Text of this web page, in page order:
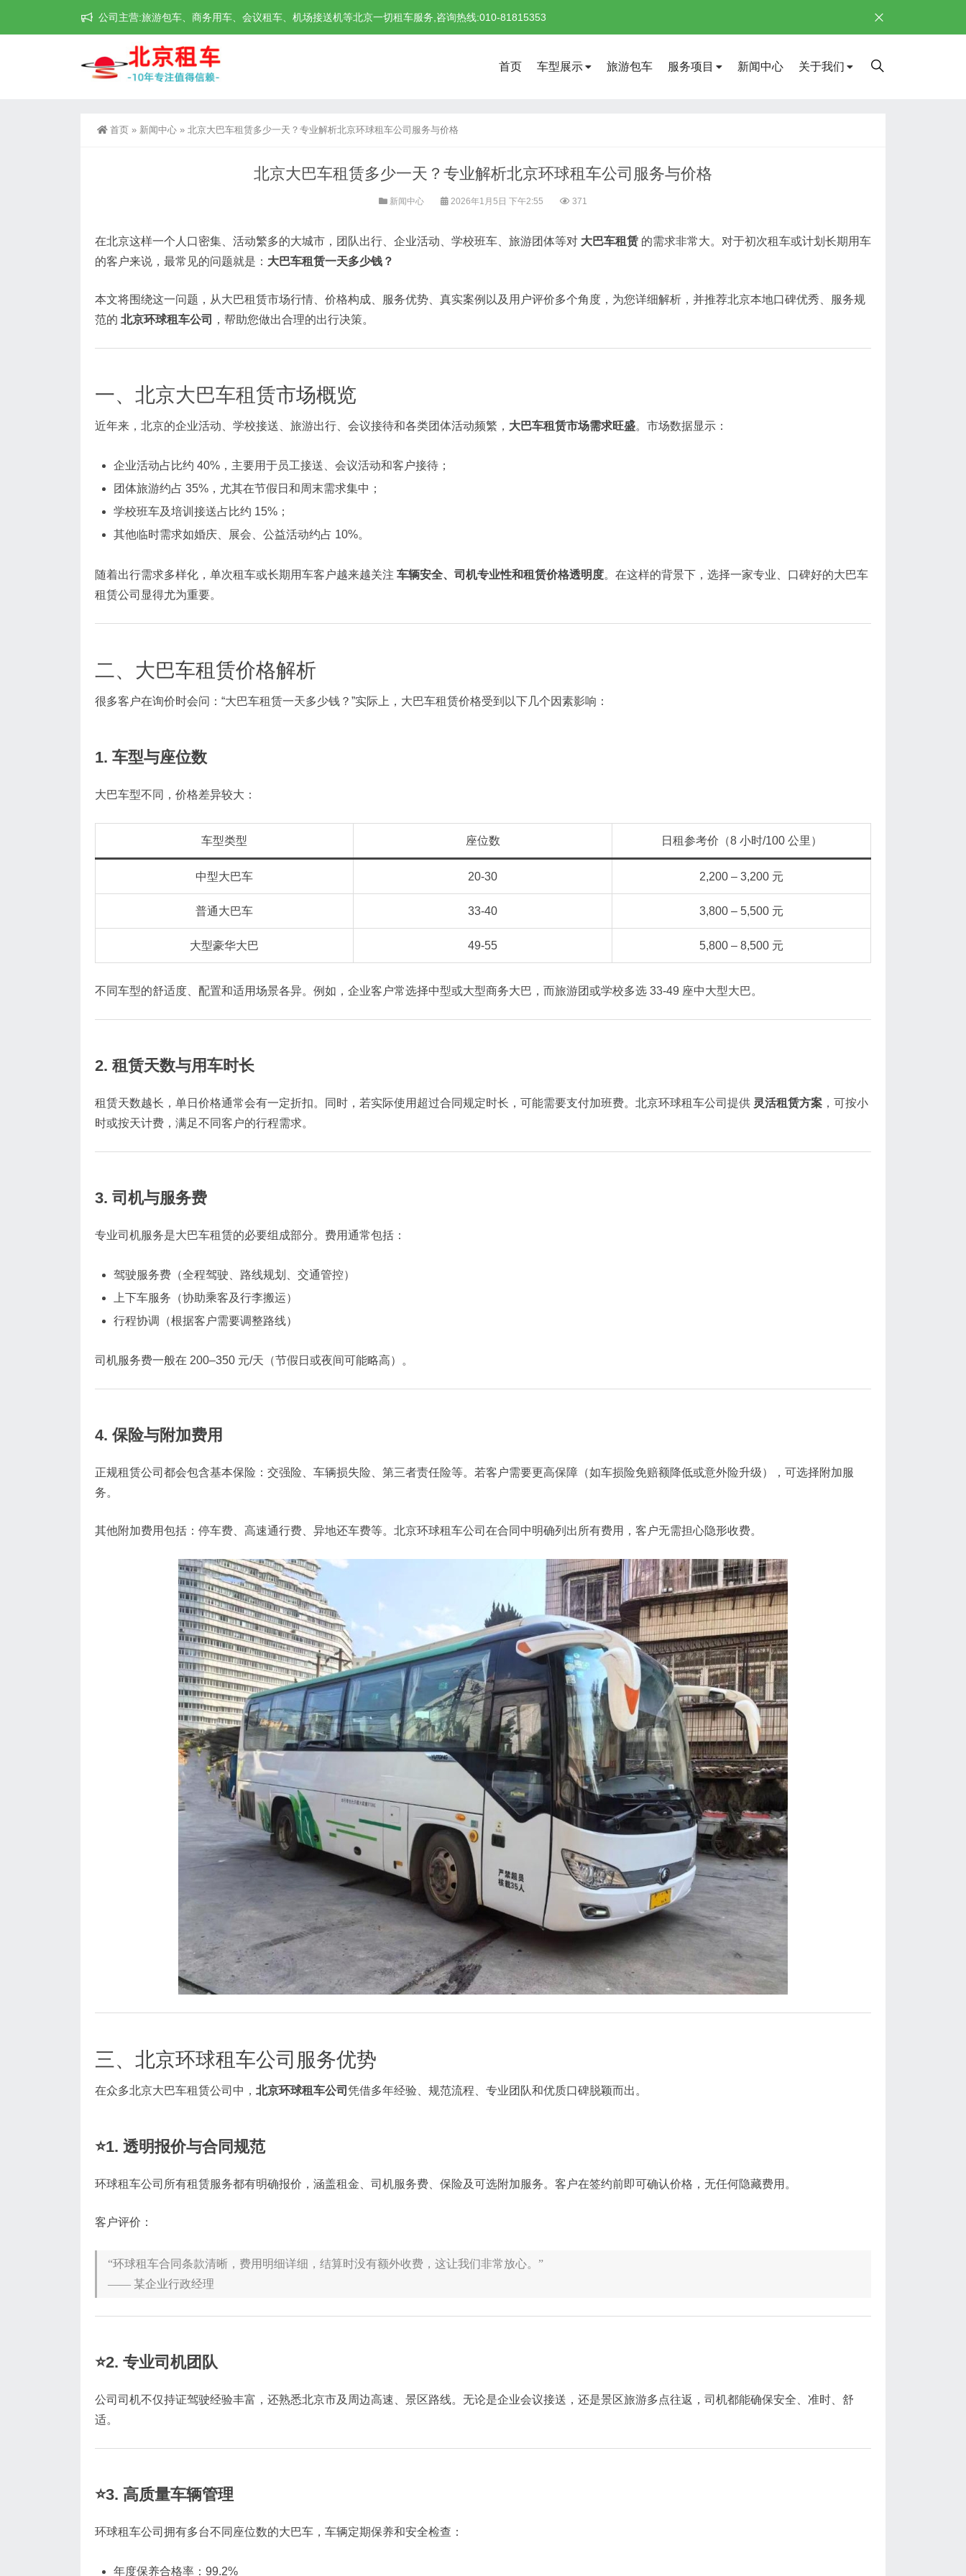
公司主营:旅游包车、商务用车、会议租车、机场接送机等北京一切租车服务,咨询热线:010-81815353
首页 车型展示 旅游包车 服务项目 新闻中心 关于我们
首页 » 新闻中心 » 北京大巴车租赁多少一天？专业解析北京环球租车公司服务与价格
北京大巴车租赁多少一天？专业解析北京环球租车公司服务与价格
新闻中心 2026年1月5日 下午2:55 371
在北京这样一个人口密集、活动繁多的大城市，团队出行、企业活动、学校班车、旅游团体等对 大巴车租赁 的需求非常大。对于初次租车或计划长期用车
的客户来说，最常见的问题就是： 大巴车租赁一天多少钱？
本文将围绕这一问题，从大巴租赁市场行情、价格构成、服务优势、真实案例以及用户评价多个角度，为您详细解析，并推荐北京本地口碑优秀、服务规
范的 北京环球租车公司 ，帮助您做出合理的出行决策。
一、 北京大巴车租赁市场概览
近年来，北京的企业活动、学校接送、旅游出行、会议接待和各类团体活动频繁， 大巴车租赁市场需求旺盛。市场数据显示：
企业活动占比约 40%，主要用于员工接送、会议活动和客户接待；
团体旅游约占 35%，尤其在节假日和周末需求集中；
学校班车及培训接送占比约 15%；
其他临时需求如婚庆、展会、公益活动约占 10%。
随着出行需求多样化，单次租车或长期用车客户越来越关注 车辆安全、司机专业性和租赁价格透明度。在这样的背景下，选择一家专业、口碑好的大巴车
租赁公司显得尤为重要。
二、大巴车租赁价格解析
很多客户在询价时会问：“大巴车租赁一天多少钱？”实际上，大巴车租赁价格受到以下几个因素影响：
1. 车型与座位数
大巴车型不同，价格差异较大：
车型类型 座位数 日租参考价（8 小时/100 公里）
中型大巴车 20-30 2,200 – 3,200 元
普通大巴车 33-40 3,800 – 5,500 元
大型豪华大巴 49-55 5,800 – 8,500 元
不同车型的舒适度、配置和适用场景各异。例如，企业客户常选择中型或大型商务大巴，而旅游团或学校多选 33-49 座中大型大巴。
2. 租赁天数与用车时长
租赁天数越长，单日价格通常会有一定折扣。同时，若实际使用超过合同规定时长，可能需要支付加班费。北京环球租车公司提供 灵活租赁方案 ，可按小
时或按天计费，满足不同客户的行程需求。
3. 司机与服务费
专业司机服务是大巴车租赁的必要组成部分。费用通常包括：
驾驶服务费（全程驾驶、路线规划、交通管控）
上下车服务（协助乘客及行李搬运）
行程协调（根据客户需要调整路线）
司机服务费一般在 200–350 元/天（节假日或夜间可能略高）。
4. 保险与附加费用
正规租赁公司都会包含基本保险：交强险、车辆损失险、第三者责任险等。若客户需要更高保障（如车损险免赔额降低或意外险升级），可选择附加服
务。
其他附加费用包括：停车费、高速通行费、异地还车费等。北京环球租车公司在合同中明确列出所有费用，客户无需担心隐形收费。
三、北京环球租车公司服务优势
在众多北京大巴车租赁公司中， 北京环球租车公司 凭借多年经验、规范流程、专业团队和优质口碑脱颖而出。
⭐1. 透明报价与合同规范
环球租车公司所有租赁服务都有明确报价，涵盖租金、司机服务费、保险及可选附加服务。客户在签约前即可确认价格，无任何隐藏费用。
客户评价：
“环球租车合同条款清晰，费用明细详细，结算时没有额外收费，这让我们非常放心。”
—— 某企业行政经理
⭐2. 专业司机团队
公司司机不仅持证驾驶经验丰富，还熟悉北京市及周边高速、景区路线。无论是企业会议接送，还是景区旅游多点往返，司机都能确保安全、准时、舒
适。
⭐3. 高质量车辆管理
环球租车公司拥有多台不同座位数的大巴车，车辆定期保养和安全检查：
年度保养合格率：99.2%